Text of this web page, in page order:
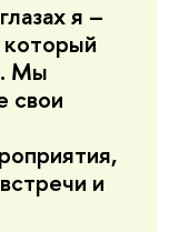
я –
который
Мы
свои
и